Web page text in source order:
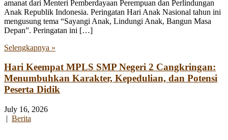
amanat dari Menteri Pemberdayaan Perempuan dan Perlindungan
Anak Republik Indonesia. Peringatan Hari Anak Nasional tahun ini
mengusung tema “Sayangi Anak, Lindungi Anak, Bangun Masa
Depan”. Peringatan ini […]
Selengkapnya »
Hari Keempat MPLS SMP Negeri 2 Cangkringan:
Menumbuhkan Karakter, Kepedulian, dan Potensi
Peserta Didik
July 16, 2026
| Berita